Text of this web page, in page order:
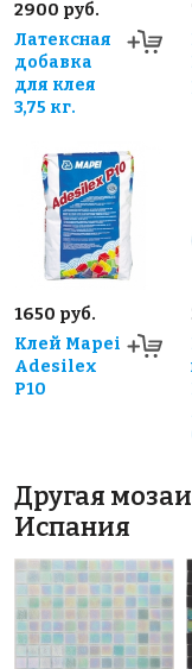
2900 руб.
Латексная
добавка
для клея
3,75 кг.
1650 руб.
Клей Mapei
Adesilex
P10
Другая
Испания